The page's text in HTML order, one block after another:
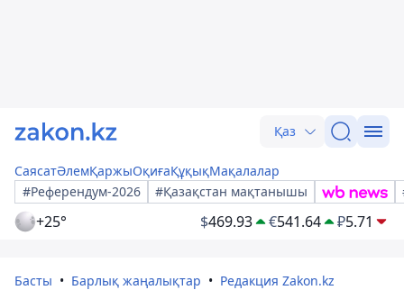
Қаз
СаясатӘлемҚаржыОқиғаҚұқықМақалалар
#Референдум-2026
#Қазақстан мақтанышы
+25° $469.93 €541.64 ₽5.71
Басты Барлық жаңалықтар Редакция Zakon.kz